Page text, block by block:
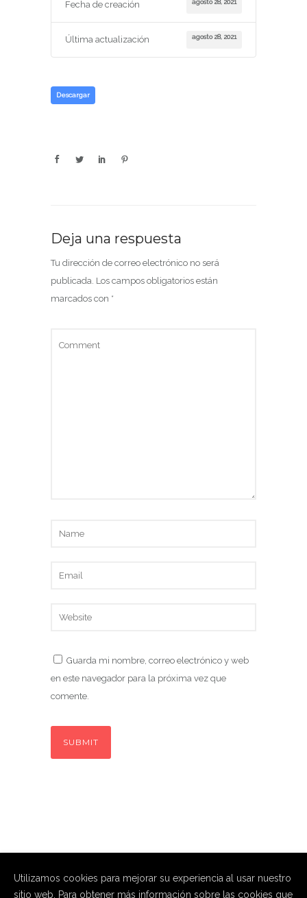
Fecha de creación agosto 28, 2021
Última actualización agosto 28, 2021
Descargar
Deja una respuesta
Tu dirección de correo electrónico no será
publicada. Los campos obligatorios están
marcados con *
Guarda mi nombre, correo electrónico y web
en este navegador para la próxima vez que
comente.
Utilizamos cookies para mejorar su experiencia al usar nuestro
sitio web. Para obtener más información sobre las cookies que